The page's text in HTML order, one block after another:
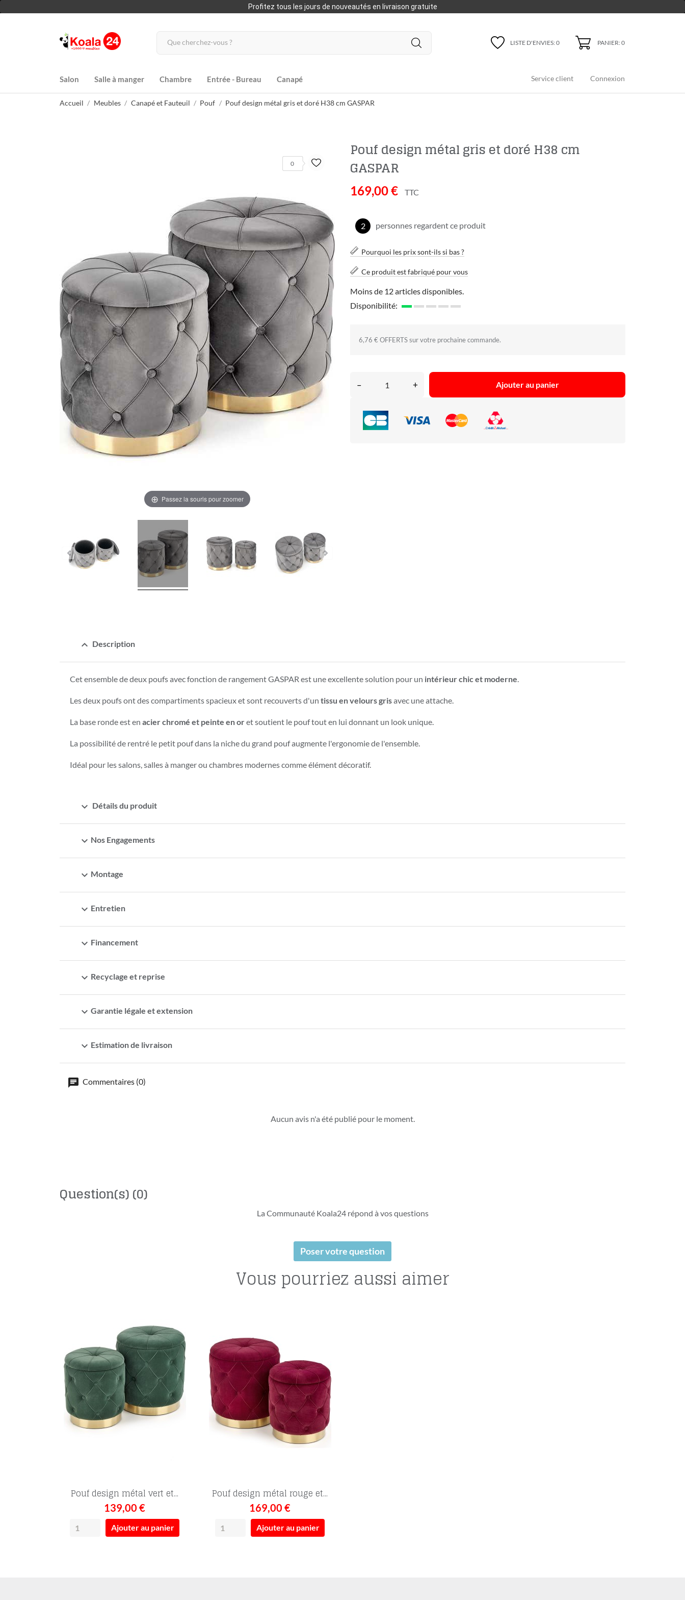
Profitez tous les jours de nouveautés en livraison gratuite
LISTE D'ENVIES:0 PANIER: 0
Salon Salle à manger Chambre Entrée - Bureau Canapé Service client Connexion
Accueil Meubles Canapé et Fauteuil Pouf Pouf design métal gris et doré H38 cm GASPAR
Passez la souris pour zoomer
0
Pouf design métal gris et doré H38 cm
GASPAR
169,00 € TTC
2 personnes regardent ce produit
Pourquoi les prix sont-ils si bas ?
Ce produit est fabriqué pour vous
Moins de 12 articles disponibles.
Disponibilité:
6,76 € OFFERTS sur votre prochaine commande.
– + Ajouter au panier
expand_less Description
Cet ensemble de deux poufs avec fonction de rangement GASPAR est une excellente solution pour un intérieur chic et moderne.
Les deux poufs ont des compartiments spacieux et sont recouverts d'un tissu en velours grisavec une attache.
La base ronde est en acier chromé et peinte en oret soutient le pouf tout en lui donnant un look unique.
La possibilité de rentré le petit pouf dans la niche du grand pouf augmente l'ergonomie de l'ensemble.
Idéal pour les salons, salles à manger ou chambres modernes comme élément décoratif.
expand_more Détails du produit
expand_more Nos Engagements
expand_more Montage
expand_more Entretien
expand_more Financement
expand_more Recyclage et reprise
expand_more Garantie légale et extension
expand_more Estimation de livraison
Commentaires (0)
Aucun avis n'a été publié pour le moment.
Question(s)(0)
La Communauté Koala24 répond à vos questions
Poser votre question
Vous pourriez aussi aimer
Pouf design métal vert et...
139,00 €
Ajouter au panier
Pouf design métal rouge et...
169,00 €
Ajouter au panier